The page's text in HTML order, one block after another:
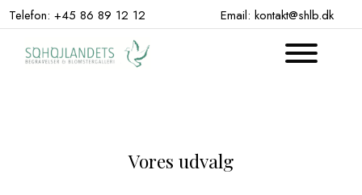
Hop
til Telefon: +45 86 89 12 12 Email: kontakt@shlb.dk
Vores udvalg